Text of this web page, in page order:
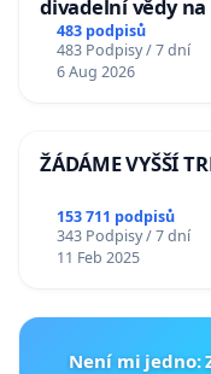
divadelní vědy na
483 podpisů
483 Podpisy / 7 dní
6 Aug 2026
ŽÁDÁME VYŠŠÍ
153 711 podpisů
343 Podpisy / 7 dní
11 Feb 2025
Není mi jedno: